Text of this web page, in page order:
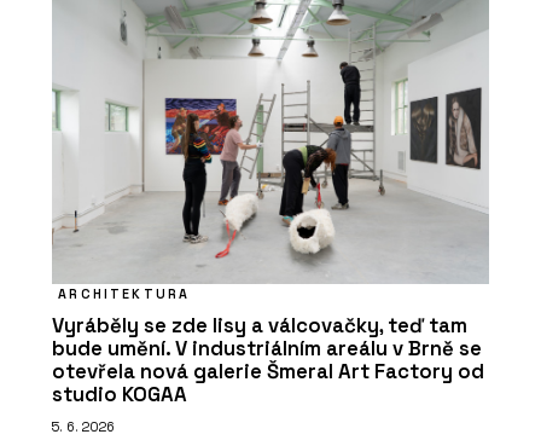
ARCHITEKTURA
Vyráběly se zde lisy a válcovačky, teď tam
bude umění. V industriálním areálu v Brně se
otevřela nová galerie Šmeral Art Factory od
studio KOGAA
5. 6. 2026